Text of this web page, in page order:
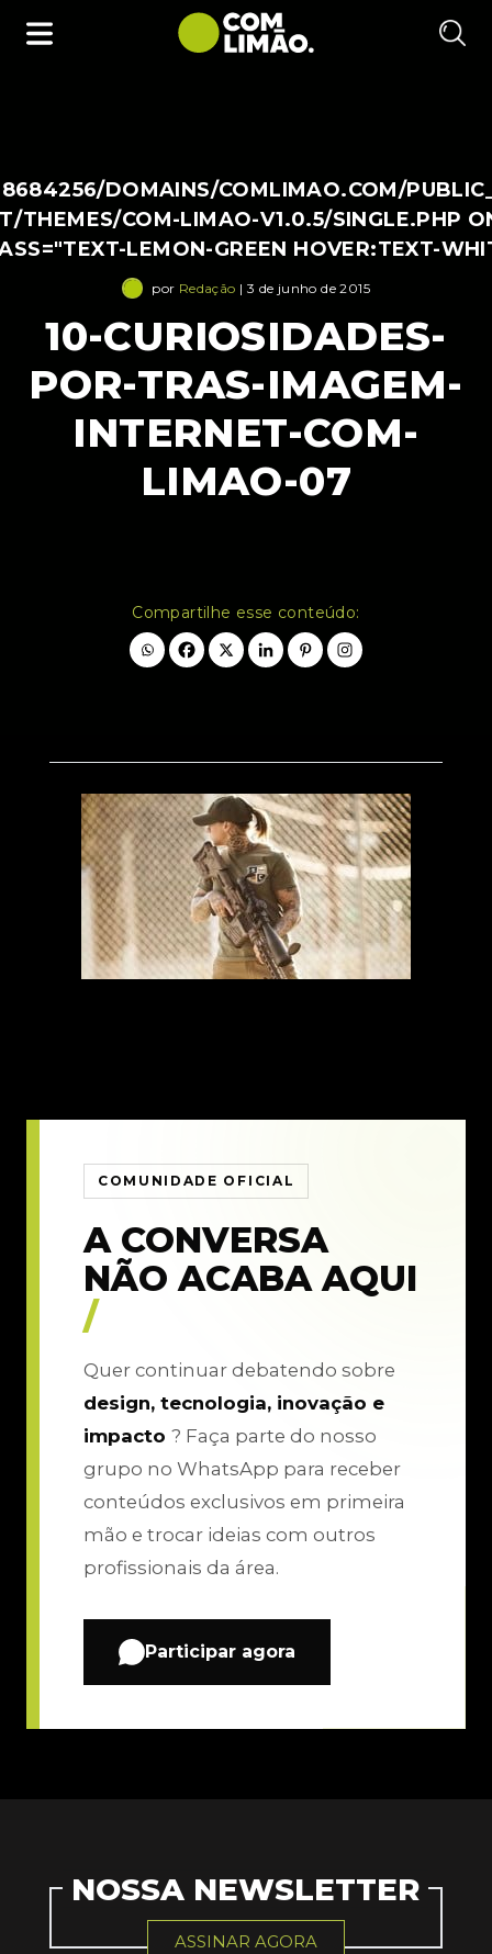
DOMAINS/COMLIMAO.COM/
THEMES/COM-LIMAO-V1.0.5/SINGLE.PHP
LEMON-GREEN HOVER:TEXT-
por Redação | 3 de junho de 2015
10-CURIOSIDADES-
POR-TRAS-IMAGEM-
INTERNET-COM-
LIMAO-07
Compartilhe esse conteúdo:
COMUNIDADE OFICIAL
A CONVERSA
NÃO ACABA AQUI
/
Quer continuar debatendo sobre
design, tecnologia, inovação e
impacto ? Faça parte do nosso
grupo no WhatsApp para receber
conteúdos exclusivos em primeira
mão e trocar ideias com outros
profissionais da área.
Participar agora
NOSSA NEWSLETTER
ASSINAR AGORA